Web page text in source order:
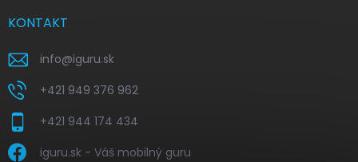
KONTAKT
info@iguru.sk
+421 949 376 962
+421 944 174 434
iguru.sk - Váš mobilný guru